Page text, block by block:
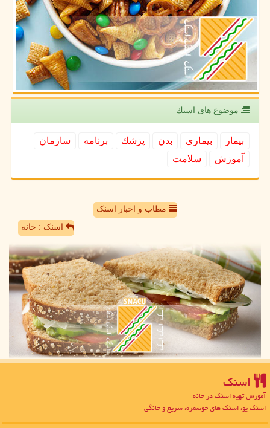
موضوع های اسنك
بیمار بیماری بدن پزشك برنامه
سازمان
آموزش
سلامت
مطاب و اخبار اسنک
اسنک : خانه
اسنك
آموزش تهیه اسنک در خانه
اسنک یو، اسنک های خوشمزه، سریع و خانگی